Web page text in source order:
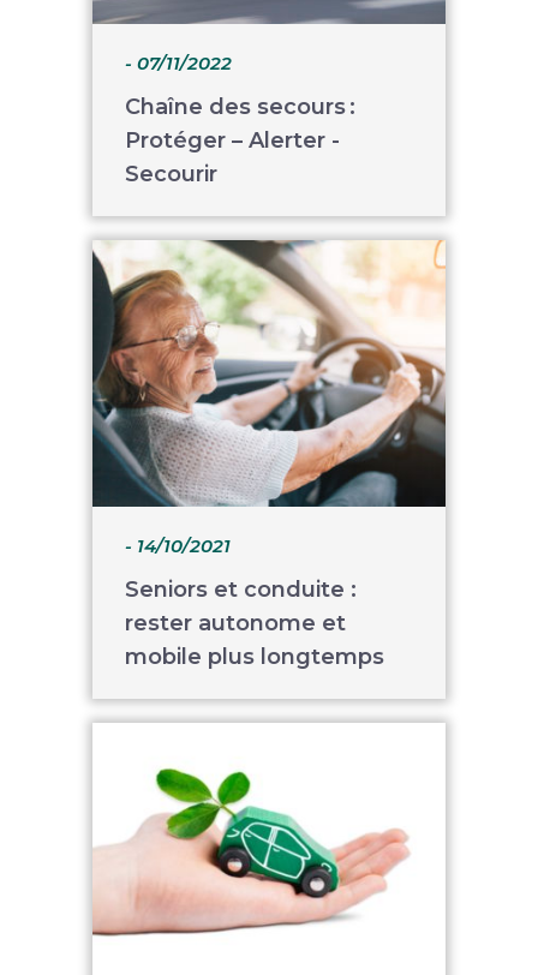
- 07/11/2022
Chaîne des secours :
Protéger – Alerter -
Secourir
- 14/10/2021
Seniors et conduite :
rester autonome et
mobile plus longtemps